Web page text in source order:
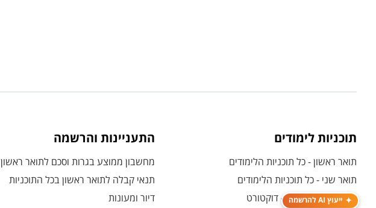
ייעוץ AI להרשמה
תוכניות לימודים
תואר ראשון - כל תוכניות הלימודים
תואר שני - כל תוכניות הלימודים
לימודי תואר שלישי - דוקטורט
התעניינות והרשמה
מחשבון ממוצע בגרות וסכם לתואר ראשון
תנאי קבלה לתואר ראשון בכל התוכניות
דיור ומעונות